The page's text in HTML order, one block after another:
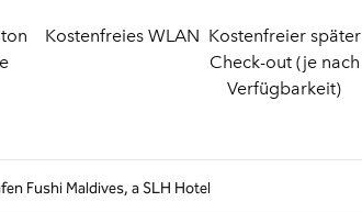
Kostenfreies WLAN Kostenfreier später
Check-out (je nach
Verfügbarkeit)
Fushi Maldives, a SLH Hotel